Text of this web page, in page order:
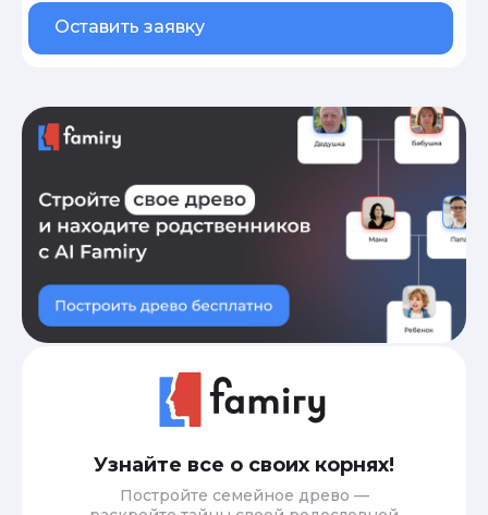
Оставить заявку
Узнайте все о своих корнях!
Постройте семейное древо —